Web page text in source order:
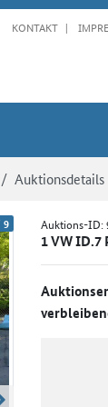
KONTAKT
Auktionsdetails
9 Auktions-ID:
1 VW ID.7